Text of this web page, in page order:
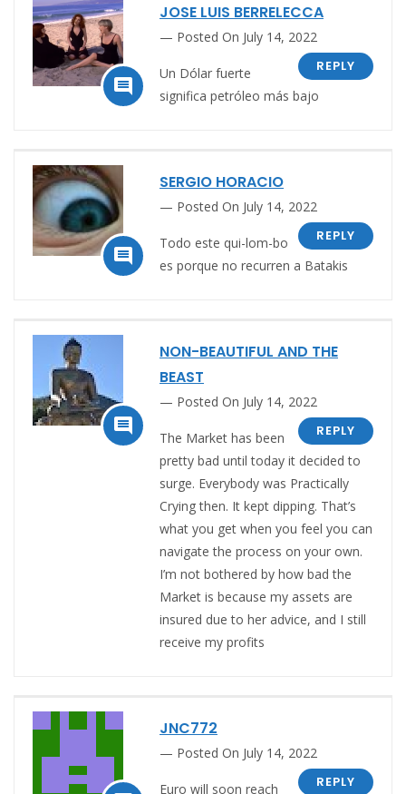

JOSE LUIS BERRELECCA
Posted On July 14, 2022
REPLY
Un Dólar fuerte
significa petróleo más bajo

SERGIO HORACIO
Posted On July 14, 2022
REPLY
Todo este qui-lom-bo
es porque no recurren a Batakis

NON-BEAUTIFUL AND THE
BEAST
Posted On July 14, 2022
REPLY
The Market has been
pretty bad until today it decided to
surge. Everybody was Practically
Crying then. It kept dipping. That’s
what you get when you feel you can
navigate the process on your own.
I’m not bothered by how bad the
Market is because my assets are
insured due to her advice, and I still
receive my profits
JNC772
Posted On July 14, 2022
REPLY
Euro will soon reach